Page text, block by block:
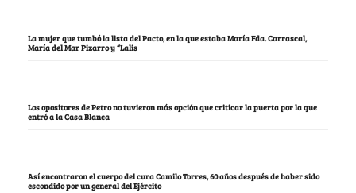
La mujer que tumbó la lista del Pacto, en la que estaba María Fda. Carrascal,
María del Mar Pizarro y “Lalis
Los opositores de Petro no tuvieron más opción que criticar la puerta por la que
entró a la Casa Blanca
Así encontraron el cuerpo del cura Camilo Torres, 60 años después de haber sido
escondido por un general del Ejército